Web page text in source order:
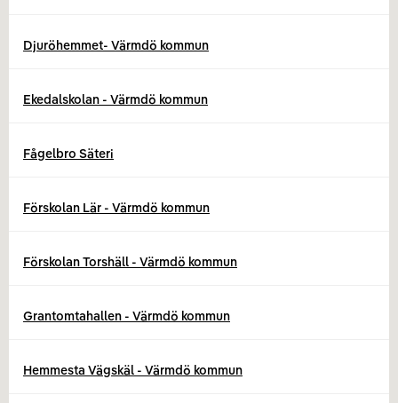
Djuröhemmet- Värmdö kommun
Ekedalskolan - Värmdö kommun
Fågelbro Säteri
Förskolan Lär - Värmdö kommun
Förskolan Torshäll - Värmdö kommun
Grantomtahallen - Värmdö kommun
Hemmesta Vägskäl - Värmdö kommun